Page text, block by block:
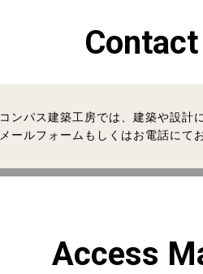
Contact
コンパス建築工房では、建築や設計
メールフォームもしくはお電話にて
Access